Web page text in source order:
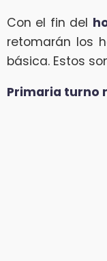
Con el fin del
retomarán los
básica. Estos
Primaria turno